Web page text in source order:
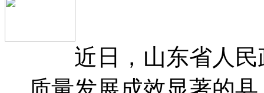
近日，山东省人民